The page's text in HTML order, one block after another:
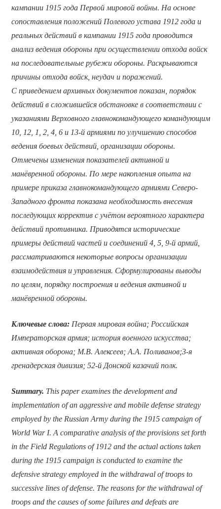
кампании 1915 года Первой мировой войны. На основе
сопоставления положений Полевого устава 1912 года и
реальных действий в кампании 1915 года проводится
анализ ведения обороны при осуществлении отхода войск
на последовательные рубежи обороны. Раскрываются
причины отхода войск, неудач и поражений.
Сприведением архивных документов показан, порядок
действий в сложившейся обстановке в соответствии с
указаниямиВерховного главнокомандующего командующим
10, 12, 1, 2, 4, 6 и 13-й армиями по улучшению способов
ведения боевых действий, организации обороны.
Отмечены изменения показателей активной и
манёвренной обороны. По мере накопления опыта на
примере приказа главнокомандующего армиями Северо-
Западного фронта показана необходимость внесения
последующих корректив с учётом вероятного характера
действий противника. Приводятся исторические
примеры действий частей и соединений 4, 5, 9-й армий,
рассматриваются некоторые вопросы организации
взаимодействия и управления. Сформулированы выводы
по целям, порядку построения и ведения активной и
манёвренной обороны.
Ключевые слова:Первая мировая война; Российская
Императорская армия; история военного искусства;
активная оборона; М.В. Алексеев; А.А. Поливанов;3-я
гренадерская дивизия; 52-й Донской казачий полк.
Summary. This paper examines the development and
implementation of an aggressive and mobile defense strategy
employed by the Russian Army during the 1915 campaign of
World War I. A comparative analysis of the provisions set forth
in the Field Regulations of 1912 and the actual actions taken
during the 1915 campaign is conducted to examine the
defensive strategy employed in the withdrawal of troops to
successive lines of defense. The reasons for the withdrawal of
troops and the causes of some failures and defeats are